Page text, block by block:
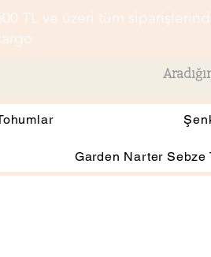
TL ve üzeri tüm
Garden Narter Sebze